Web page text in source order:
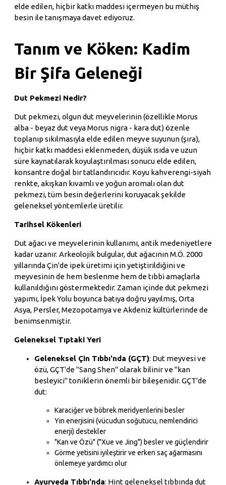
elde edilen, hiçbir katkı maddesi içermeyen bu müthiş
besin ile tanışmaya davet ediyoruz.
Tanım ve Köken: Kadim
Bir Şifa Geleneği
Dut Pekmezi Nedir?
Dut pekmezi, olgun dut meyvelerinin (özellikle Morus
alba - beyaz dut veya Morus nigra - kara dut) özenle
toplanıp sıkılmasıyla elde edilen meyve suyunun (şıra),
hiçbir katkı maddesi eklenmeden, düşük ısıda ve uzun
süre kaynatılarak koyulaştırılması sonucu elde edilen,
konsantre doğal bir tatlandırıcıdır. Koyu kahverengi-siyah
renkte, akışkan kıvamlı ve yoğun aromalı olan dut
pekmezi, tüm besin değerlerini koruyacak şekilde
geleneksel yöntemlerle üretilir.
Tarihsel Kökenleri
Dut ağacı ve meyvelerinin kullanımı, antik medeniyetlere
kadar uzanır. Arkeolojik bulgular, dut ağacının M.Ö. 2000
yıllarında Çin'de ipek üretimi için yetiştirildiğini ve
meyvesinin de hem beslenme hem de tıbbi amaçlarla
kullanıldığını göstermektedir. Zaman içinde dut pekmezi
yapımı, İpek Yolu boyunca batıya doğru yayılmış, Orta
Asya, Persler, Mezopotamya ve Akdeniz kültürlerinde de
benimsenmiştir.
Geleneksel Tıptaki Yeri
Geleneksel Çin Tıbbı'nda (GÇT): Dut meyvesi ve
özü, GÇT'de "Sang Shen" olarak bilinir ve "kan
besleyici" toniklerin önemli bir bileşenidir. GÇT'de
dut:
Karaciğer ve böbrek meridyenlerini besler
Yin enerjisini (vücudun soğutucu, nemlendirici
enerji) destekler
"Kan ve Özü" ("Xue ve Jing") besler ve güçlendirir
Görme yetisini iyileştirir ve erken saç ağarmasını
önlemeye yardımcı olur
Ayurveda Tıbbı'nda: Hint geleneksel tıbbında dut